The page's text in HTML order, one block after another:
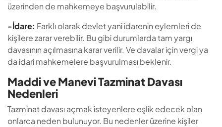
üzerinden de mahkemeye başvurulabilir.
-İdare: Farklı olarak devlet yani idarenin eylemleri de
kişilere zarar verebilir. Bu gibi durumlarda tam yargı
davasının açılmasına karar verilir. Ve davalar için vergi ya
da idari mahkemelere başvurulması beklenir.
Maddi ve Manevi Tazminat Davası
Nedenleri
Tazminat davası açmak isteyenlere eşlik edecek olan
onlarca neden bulunuyor. Bu nedenler üzerine kişiler